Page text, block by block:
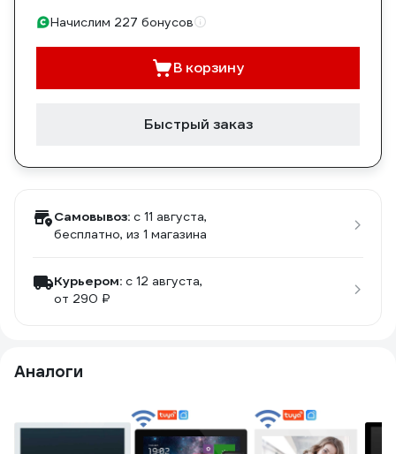
Начислим 227 бонусов
В корзину
Быстрый заказ
Самовывоз: c 11 августа,
бесплатно, из 1 магазина
Курьером: c 12 августа,
от 290 ₽
Аналоги